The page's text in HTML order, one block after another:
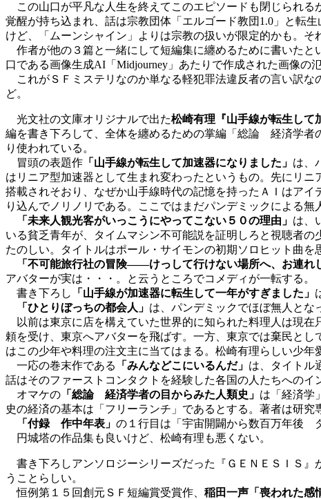
この山口が平凡な人生を終えてこのエピソードも閉じられる
覚醒が持ち込まれ、話は宗教団体「エルゴード教団1.0」と転
けど、「ムーンシャイン」よりは宗教の扱いが限定的かも。
作者が他の３篇と一緒にして短編集に纏めるために書いたと
口である画像生成AI「Midjourney」あたりで作成された画像の
これがＳＦミステリなのか単なる軽犯罪法違反者の言い訳な
ど。
光文社の文庫オリジナルで出た松崎有理『山手線が転生して
編を書き下ろして、全体を纏めるための掌編「総論 経済学
り使われている。
冒頭の表題作 「山手線が転生して加速器になりました」 は、
はリニア型加速器として生まれ変わったというもの。先にリ
搭載されそおり、なぜか山手線時代の記憶を持ったＡＩはア
り込んでノリノリである。ここではまだパンデミックによる
「未来人観光客がいっこうにやってこない５０の理由」 は、
いる貧乏青年が、タイムマシン不可能説を証明しろと視聴者
たのしい。タイトルはポール・サイモンの初期ソロヒット曲を
「不可能旅行社の冒険――けっして行けない場所へ、お連れ
アバターが実は・・・。と云うところでコメディが一転する。
書き下ろし
「山手線が加速器に転生して一年がすぎました」
「ひとりぼっちの都会人」 は、パンデミックでほぼ無人とな
以前は東京に店を構えていた世界的に知られた料理人は現在
頼を受け、東京へアバターを飛ばす。一方、東京では棄民と
はこの少年や料理の注文主に当てはまる。松崎有理らしい少年
一応の巻末作である
「みんなどこにいるんだ」 は、タイトル
話はそのファーストコンタクトを経験した各国の人たちへの
オマケの 「総論 経済学者の目からみた人類史」 は「経済学
史の経済の基本は「フリーランチ」であるとする。著者は研
「付録 作中年表」 の１行目は「宇宙開闢から数百万年後
円城塔の作品集も良いけど、松崎有理も悪くない。
書き下ろしアンソロジーシリーズだった『ＧＥＮＥＳＩＳ』
うことらしい。
恒例第１５回創元ＳＦ短編賞受賞作、 稲田一声「喪われた感